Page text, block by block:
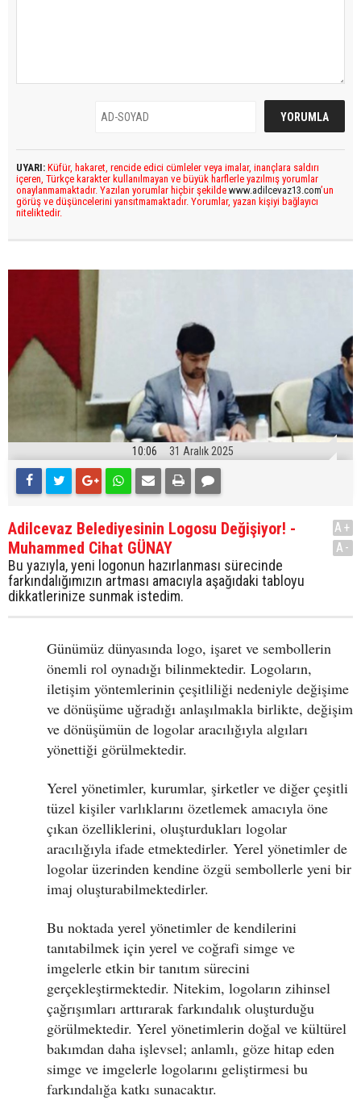
UYARI: Küfür, hakaret, rencide edici cümleler veya imalar, inançlara saldırı
içeren, Türkçe karakter kullanılmayan ve büyük harflerle yazılmış yorumlar
onaylanmamaktadır. Yazılan yorumlar hiçbir şekilde www.adilcevaz13.com’un
görüş ve düşüncelerini yansıtmamaktadır. Yorumlar, yazan kişiyi bağlayıcı
niteliktedir.
10:06 31 Aralık 2025
Adilcevaz Belediyesinin Logosu Değişiyor! -
Muhammed Cihat GÜNAY
Bu yazıyla, yeni logonun hazırlanması sürecinde
farkındalığımızın artması amacıyla aşağıdaki tabloyu
dikkatlerinize sunmak istedim.
A+
A-
Günümüz dünyasında logo, işaret ve sembollerin
önemli rol oynadığı bilinmektedir. Logoların,
iletişim yöntemlerinin çeşitliliği nedeniyle değişime
ve dönüşüme uğradığı anlaşılmakla birlikte, değişim
ve dönüşümün de logolar aracılığıyla algıları
yönettiği görülmektedir.
Yerel yönetimler, kurumlar, şirketler ve diğer çeşitli
tüzel kişiler varlıklarını özetlemek amacıyla öne
çıkan özelliklerini, oluşturdukları logolar
aracılığıyla ifade etmektedirler. Yerel yönetimler de
logolar üzerinden kendine özgü sembollerle yeni bir
imaj oluşturabilmektedirler.
Bu noktada yerel yönetimler de kendilerini
tanıtabilmek için yerel ve coğrafi simge ve
imgelerle etkin bir tanıtım sürecini
gerçekleştirmektedir. Nitekim, logoların zihinsel
çağrışımları arttırarak farkındalık oluşturduğu
görülmektedir. Yerel yönetimlerin doğal ve kültürel
bakımdan daha işlevsel; anlamlı, göze hitap eden
simge ve imgelerle logolarını geliştirmesi bu
farkındalığa katkı sunacaktır.